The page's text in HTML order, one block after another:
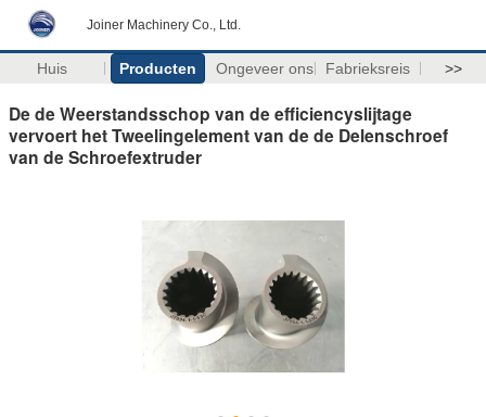
Joiner Machinery Co., Ltd.
Huis Producten Ongeveer ons Fabrieksreis >>
De de Weerstandsschop van de efficiencyslijtage
vervoert het Tweelingelement van de de Delenschroef
van de Schroefextruder